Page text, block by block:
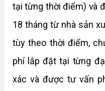
tại từng thời điểm) và
18 tháng từ nhà sản
tùy theo thời điểm,
phí lắp đặt tại từng
xác và được tư vấn